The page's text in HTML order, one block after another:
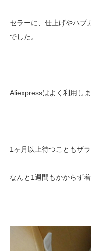
セラーに、仕上げやハブ
でした。
Aliexpressはよく利用し
1ヶ月以上待つこともザ
なんと1週間もかからず着